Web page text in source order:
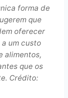
forma de
que
oferecer
um custo
alimentos,
que os
Crédito: